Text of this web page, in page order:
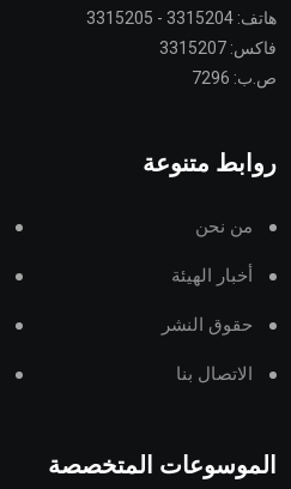
هاتف: 3315204 - 3315205
فاكس: 3315207
ص.ب: 7296
روابط متنوعة
من نحن
أخبار الهيئة
حقوق النشر
الاتصال بنا
الموسوعات المتخصصة